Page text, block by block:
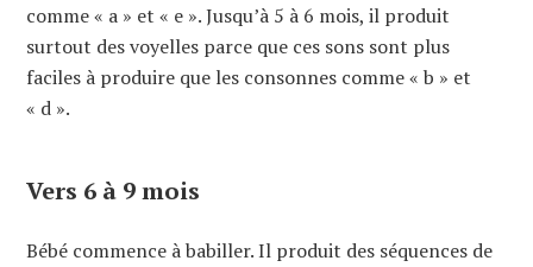
comme « a » et « e ». Jusqu’à 5 à 6 mois, il produit
surtout des voyelles parce que ces sons sont plus
faciles à produire que les consonnes comme « b » et
« d ».
Vers 6 à 9 mois
Bébé commence à babiller. Il produit des séquences de